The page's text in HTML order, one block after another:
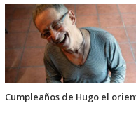
Cumpleaños de Hugo el